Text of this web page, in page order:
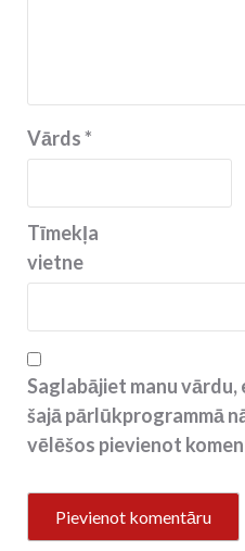
Vārds*
Tīmekļa
vietne
Saglabājiet manu
šajā pārlūkprogrammā
vēlēšos pievienot